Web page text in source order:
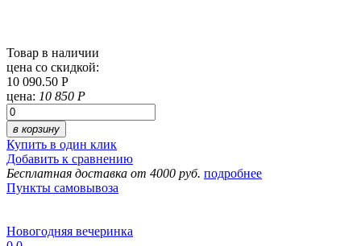
Товар в наличии
цена со скидкой:
10 090.50 Р
цена: 10 850 Р
в корзину
Купить в один клик
Добавить к сравнению
Бесплатная доставка от 4000 руб. подробнее
Пункты самовывоза
Новогодняя вечеринка